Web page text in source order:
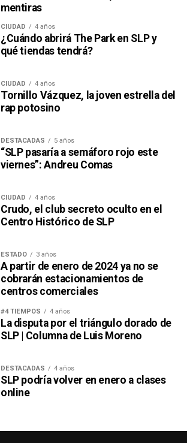
mentiras
CIUDAD 4 años
¿Cuándo abrirá The Park en SLP y
qué tiendas tendrá?
CIUDAD 4 años
Tornillo Vázquez, la joven estrella del
rap potosino
DESTACADAS 5 años
“SLP pasaría a semáforo rojo este
viernes”: Andreu Comas
CIUDAD 4 años
Crudo, el club secreto oculto en el
Centro Histórico de SLP
ESTADO 3 años
A partir de enero de 2024 ya no se
cobrarán estacionamientos de
centros comerciales
#4 TIEMPOS 4 años
La disputa por el triángulo dorado de
SLP | Columna de Luis Moreno
DESTACADAS 4 años
SLP podría volver en enero a clases
online